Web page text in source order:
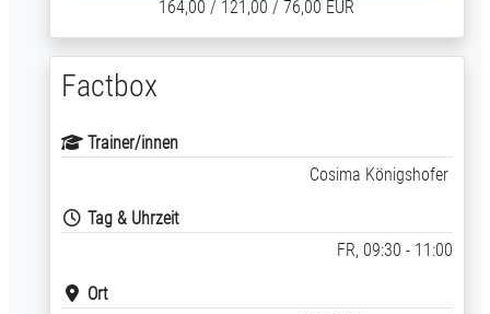
164,00 / 121,00 / 76,00 EUR
Factbox
Trainer/innen
Cosima Königshofer
Tag & Uhrzeit
FR, 09:30 - 11:00
Ort